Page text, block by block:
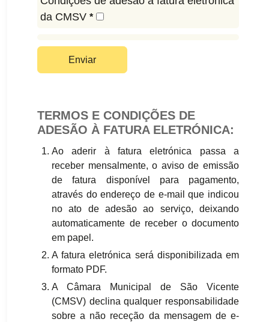
da CMSV *
Enviar
TERMOS E CONDIÇÕES DE
ADESÃO À FATURA ELETRÓNICA:
Ao aderir à fatura eletrónica passa a
receber mensalmente, o aviso de emissão
de fatura disponível para pagamento,
através do endereço de e-mail que indicou
no ato de adesão ao serviço, deixando
automaticamente de receber o documento
em papel.
A fatura eletrónica será disponibilizada em
formato PDF.
A Câmara Municipal de São Vicente
(CMSV) declina qualquer responsabilidade
sobre a não receção da mensagem de e-